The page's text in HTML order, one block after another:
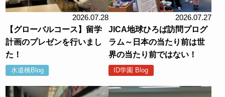
2026.07.28
【グローバルコース】留学
計画のプレゼンを行いまし
た！
水道橋Blog
2026.07.27
JICA地球ひろば訪問プログ
ラム～日本の当たり前は世
界の当たり前ではない！
ID学園 Blog